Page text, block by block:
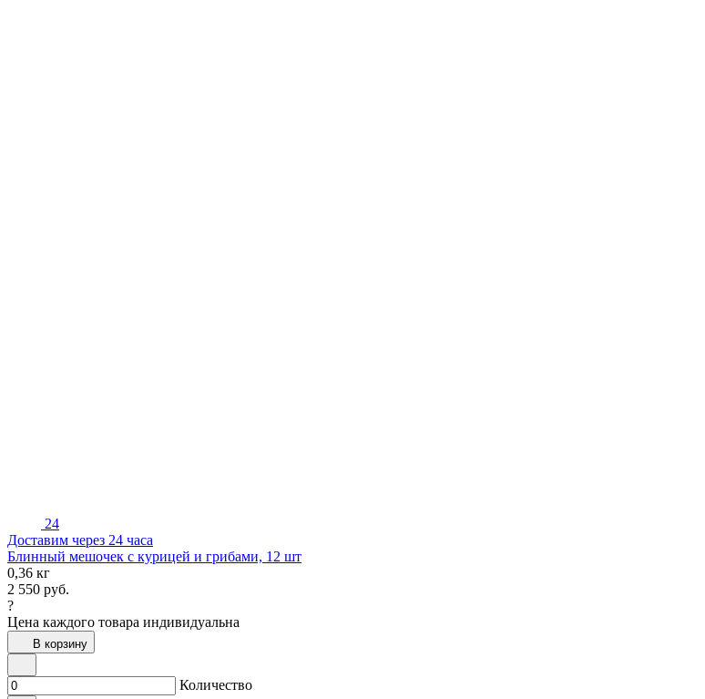
24
Доставим через 24 часа
Блинный мешочек с курицей и грибами, 12 шт
0,36 кг
2 550 руб.
?
Цена каждого товара индивидуальна
В корзину
Количество